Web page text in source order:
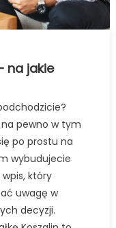
na jakie
pewno w tym
po prostu na
wybudujecie
który
uwagę w
decyzji.